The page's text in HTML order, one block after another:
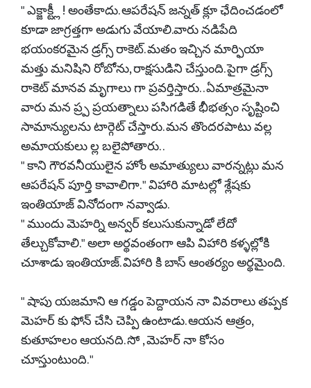
" ఎక్జాక్ట్లీ ! అంతేకాదు. ఆపరేషన్ జన్నత్ క్లూ ఛేదించడంలో
కూడా జాగ్రత్తగా అడుగు వేయాలి.వారు నడిపేది
భయంకరమైన డ్రగ్స్ రాకెట్. మతం ఇచ్చిన మార్ఫియా
మత్తు మనిషిని రోబోను, రాక్షసుడిని చేస్తుంది. పైగా డ్రగ్స్
రాకెట్ మానవ మృగాలు గా ప్రవర్తిస్తారు. . ఏమాత్రమైనా
వారు మన ప్ర్ప ప్రయత్నాలు పసిగడితే భీభత్సం సృష్టించి
సామాన్యులను టార్గెట్ చేస్తారు. మన తొందరపాటు వల్ల
అమాయకులు ల్ల బలైపోతారు. .
" కాని గౌరవనీయులైన హోం అమాత్యులు వారన్నట్లు మన
ఆపరేషన్ పూర్తి కావాలిగా. " విహారి మాటల్లో శ్లేషకు
ఇంతియాజ్ వినోదంగా నవ్వాడు.
" ముందు మెహర్ని అన్వర్ కలుసుకున్నాడో లేదో
తేల్చుకోవాలి." అలా అర్థవంతంగా ఆపి విహారి కళ్ళల్లోకి
చూశాడు ఇంతియాజ్. విహారి కి బాస్ ఆంతర్యం అర్థమైంది.
" షాపు యజమాని ఆ గడ్డం పెద్దాయన నా వివరాలు తప్పక
మెహర్ కు ఫోన్ చేసి చెప్పి ఉంటాడు. ఆయన ఆత్రం,
కుతూహలం ఆయనది. సో , మెహర్ నా కోసం
చూస్తుంటుంది. "